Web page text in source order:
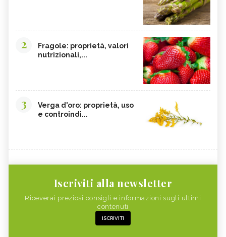
2
Fragole: proprietà, valori
nutrizionali,...
3
Verga d'oro: proprietà, uso
e controindi...
Iscriviti alla newsletter
Riceverai preziosi consigli e informazioni sugli ultimi
contenuti
ISCRIVITI